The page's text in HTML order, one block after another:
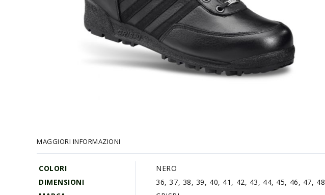
di
immagini
MAGGIORI INFORMAZIONI
COLORI
NERO
DIMENSIONI
36, 37, 38, 39, 40, 41, 42, 43, 44, 45, 46, 47, 48